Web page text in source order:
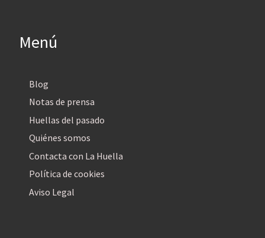
Menú
Blog
Notas de prensa
Huellas del pasado
Quiénes somos
Contacta con La Huella
Política de cookies
Aviso Legal